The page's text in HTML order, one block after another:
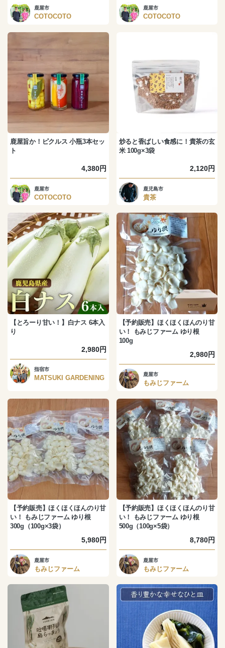
鹿屋市
COTOCOTO
鹿屋市
COTOCOTO
鹿屋旨か！ピクルス 小瓶3本セッ
ト
4,380円
鹿屋市
COTOCOTO
炒ると香ばしい食感に！貴茶の玄
米 100g×3袋
2,120円
鹿児島市
貴茶
【とろーり甘い！】白ナス 6本入
り
2,980円
指宿市
MATSUKI GARDENING
【予約販売】ほくほくほんのり甘
い！ もみじファーム ゆり根
100g
2,980円
鹿屋市
もみじファーム
【予約販売】ほくほくほんのり甘
い！ もみじファーム ゆり根
300g（100g×3袋）
5,980円
鹿屋市
もみじファーム
【予約販売】ほくほくほんのり甘
い！ もみじファーム ゆり根
500g（100g×5袋）
8,780円
鹿屋市
もみじファーム